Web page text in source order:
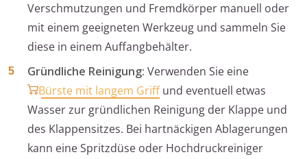
Verschmutzungen und Fremdkörper manuell oder
mit einem geeigneten Werkzeug und sammeln Sie
diese in einem Auffangbehälter.
Gründliche Reinigung: Verwenden Sie eine
Bürste mit langem Griffund eventuell etwas
Wasser zur gründlichen Reinigung der Klappe und
des Klappensitzes. Bei hartnäckigen Ablagerungen
kann eine Spritzdüse oder Hochdruckreiniger